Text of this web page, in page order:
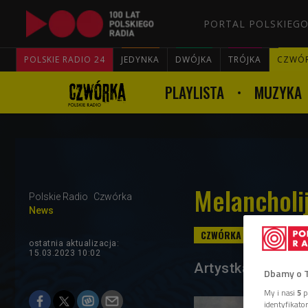
PORTAL
POLSKIE RADIO 24 JEDYNKA DWÓJKA TRÓJKA
PLAYLISTA MUZYKA
Polskie Radio
Czwórka
News
ostatnia aktualizacja:
15.03.2023 10:02
Artystka dzieliDbamy o
My i nasi 5